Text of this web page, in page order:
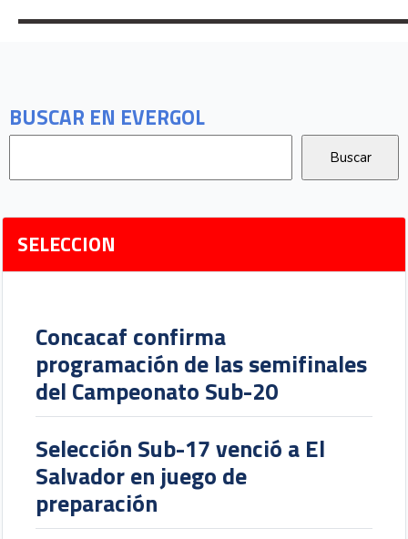
BUSCAR EN EVERGOL
SELECCION
Concacaf confirma
programación de las semifinales
del Campeonato Sub-20
Selección Sub-17 venció a El
Salvador en juego de
preparación